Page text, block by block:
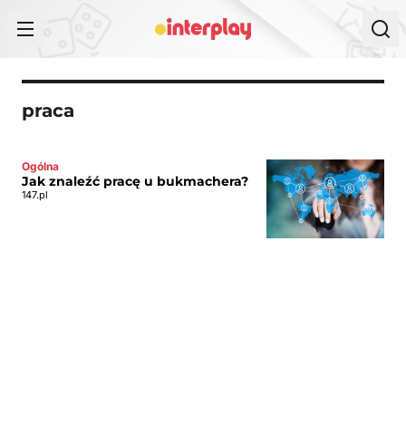
praca
Ogólna
Jak znaleźć pracę u bukmachera?
147.pl